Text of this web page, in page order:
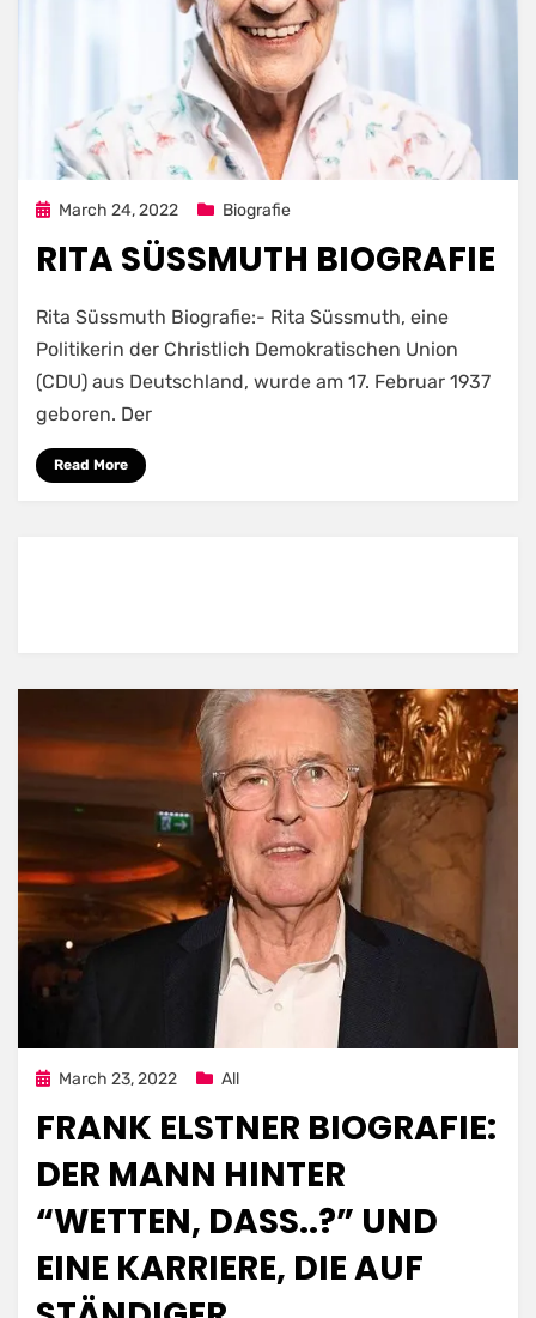
PostedMarch 24, 2022 Biografie
RITA SÜSSMUTH BIOGRAFIE
Rita Süssmuth Biografie:- Rita Süssmuth, eine
Politikerin der Christlich Demokratischen Union
(CDU) aus Deutschland, wurde am 17. Februar 1937
geboren. Der
Read More
PostedMarch 23, 2022 All
FRANK ELSTNER BIOGRAFIE:
DER MANN HINTER
“WETTEN, DASS..?” UND
EINE KARRIERE, DIE AUF